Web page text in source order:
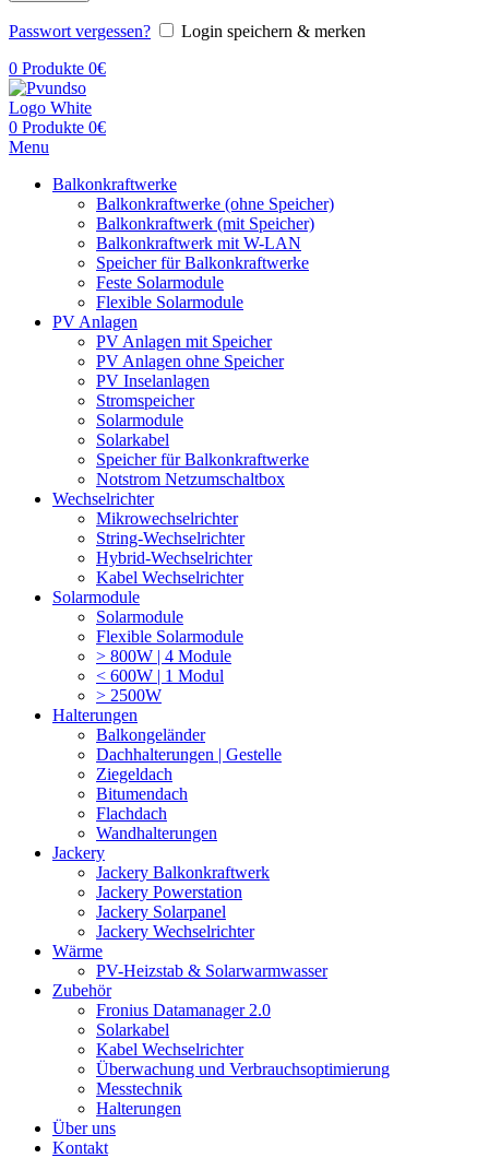
Passwort vergessen?
Login speichern & merken
0 Produkte 0€
0 Produkte 0€
Menu
Balkonkraftwerke
Balkonkraftwerke (ohne Speicher)
Balkonkraftwerk (mit Speicher)
Balkonkraftwerk mit W-LAN
Speicher für Balkonkraftwerke
Feste Solarmodule
Flexible Solarmodule
PV Anlagen
PV Anlagen mit Speicher
PV Anlagen ohne Speicher
PV Inselanlagen
Stromspeicher
Solarmodule
Solarkabel
Speicher für Balkonkraftwerke
Notstrom Netzumschaltbox
Wechselrichter
Mikrowechselrichter
String-Wechselrichter
Hybrid-Wechselrichter
Kabel Wechselrichter
Solarmodule
Solarmodule
Flexible Solarmodule
> 800W | 4 Module
< 600W | 1 Modul
> 2500W
Halterungen
Balkongeländer
Dachhalterungen | Gestelle
Ziegeldach
Bitumendach
Flachdach
Wandhalterungen
Jackery
Jackery Balkonkraftwerk
Jackery Powerstation
Jackery Solarpanel
Jackery Wechselrichter
Wärme
PV-Heizstab & Solarwarmwasser
Zubehör
Fronius Datamanager 2.0
Solarkabel
Kabel Wechselrichter
Überwachung und Verbrauchsoptimierung
Messtechnik
Halterungen
Über uns
Kontakt